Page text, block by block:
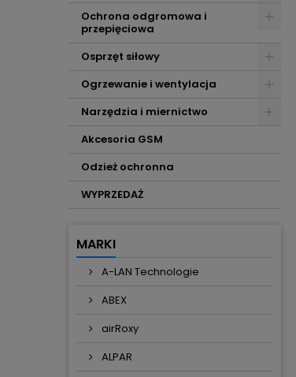
Ochrona odgromowa i
przepięciowa
Osprzęt siłowy
Ogrzewanie i wentylacja
Narzędzia i miernictwo
Akcesoria GSM
Odzież ochronna
WYPRZEDAŻ
MARKI
A-LAN Technologie
ABEX
airRoxy
ALPAR